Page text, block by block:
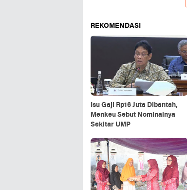
REKOMENDASI
Isu Gaji Rp16 Juta Dibantah,
Menkeu Sebut Nominalnya
Sekitar UMP